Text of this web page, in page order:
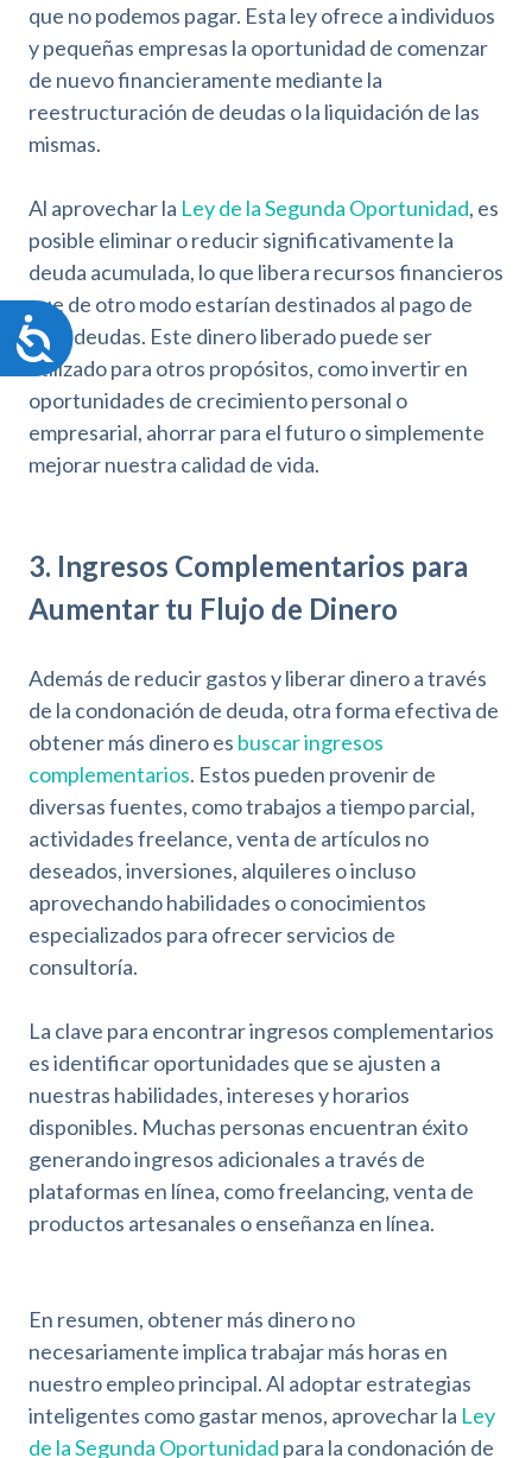
A
c
e
s
i
b
i
d
a
que no podemos pagar. Esta ley ofrece a individuos
y pequeñas empresas la oportunidad de comenzar
de nuevo financieramente mediante la
reestructuración de deudas o la liquidación de las
mismas.
Al aprovechar la Ley de la Segunda Oportunidad, es
posible eliminar o reducir significativamente la
deuda acumulada, lo que libera recursos financieros
que de otro modo estarían destinados al pago de
esas deudas. Este dinero liberado puede ser
utilizado para otros propósitos, como invertir en
oportunidades de crecimiento personal o
empresarial, ahorrar para el futuro o simplemente
mejorar nuestra calidad de vida.
3. Ingresos Complementarios para
Aumentar tu Flujo de Dinero
Además de reducir gastos y liberar dinero a través
de la condonación de deuda, otra forma efectiva de
obtener más dinero es buscar ingresos
complementarios. Estos pueden provenir de
diversas fuentes, como trabajos a tiempo parcial,
actividades freelance, venta de artículos no
deseados, inversiones, alquileres o incluso
aprovechando habilidades o conocimientos
especializados para ofrecer servicios de
consultoría.
La clave para encontrar ingresos complementarios
es identificar oportunidades que se ajusten a
nuestras habilidades, intereses y horarios
disponibles. Muchas personas encuentran éxito
generando ingresos adicionales a través de
plataformas en línea, como freelancing, venta de
productos artesanales o enseñanza en línea.
En resumen, obtener más dinero no
necesariamente implica trabajar más horas en
nuestro empleo principal. Al adoptar estrategias
inteligentes como gastar menos, aprovechar la Ley
de la Segunda Oportunidad para la condonación de